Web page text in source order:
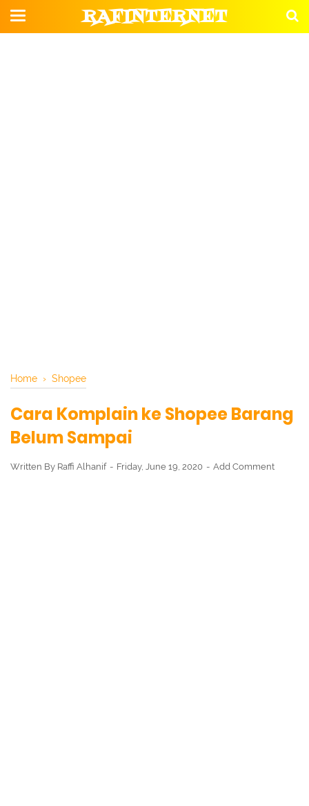
RAFINTERNET
Home › Shopee
Cara Komplain ke Shopee Barang
Belum Sampai
Written By Raffi Alhanif Friday, June 19, 2020 Add Comment